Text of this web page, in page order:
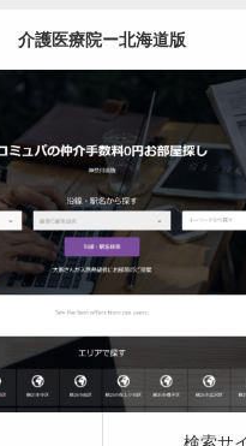
介護医療院ー北海道版
更新日： 2023.03.09
介護医療院
検索サイト
検索サ